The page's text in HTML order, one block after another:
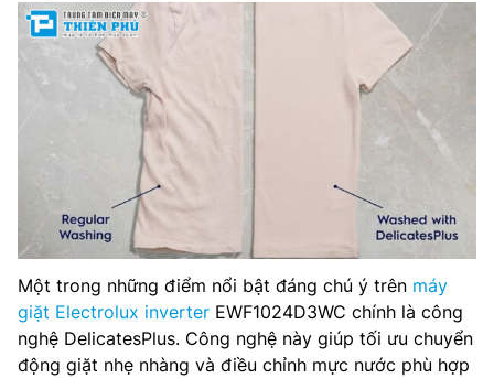
Một trong những điểm nổi bật đáng chú ý trên máy
giặt Electrolux inverter EWF1024D3WC chính là công
nghệ DelicatesPlus. Công nghệ này giúp tối ưu chuyển
động giặt nhẹ nhàng và điều chỉnh mực nước phù hợp